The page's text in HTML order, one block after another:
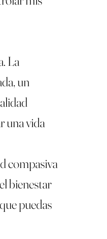
La
un
una vida
compasiva
bienestar
puedas